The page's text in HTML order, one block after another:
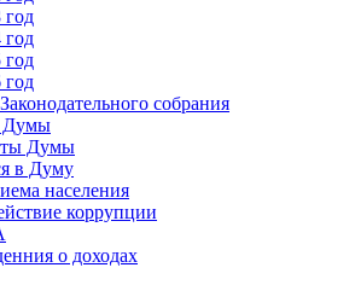
год
год
год
год
собрания
Думы
Думы
в Думу
населения
коррупции
о доходах